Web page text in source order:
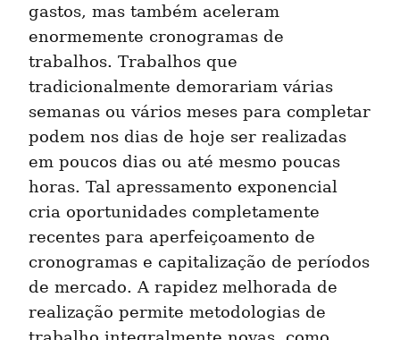
gastos, mas também aceleram
enormemente cronogramas de
trabalhos. Trabalhos que
tradicionalmente demorariam várias
semanas ou vários meses para completar
podem nos dias de hoje ser realizadas
em poucos dias ou até mesmo poucas
horas. Tal apressamento exponencial
cria oportunidades completamente
recentes para aperfeiçoamento de
cronogramas e capitalização de períodos
de mercado. A rapidez melhorada de
realização permite metodologias de